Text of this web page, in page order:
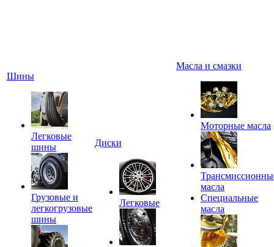
Шины
Легковые
шины
Грузовые и
легкогрузовые
шины
Диски
Легковые
Масла и смазки
Моторные масла
масла
Специальные
масла